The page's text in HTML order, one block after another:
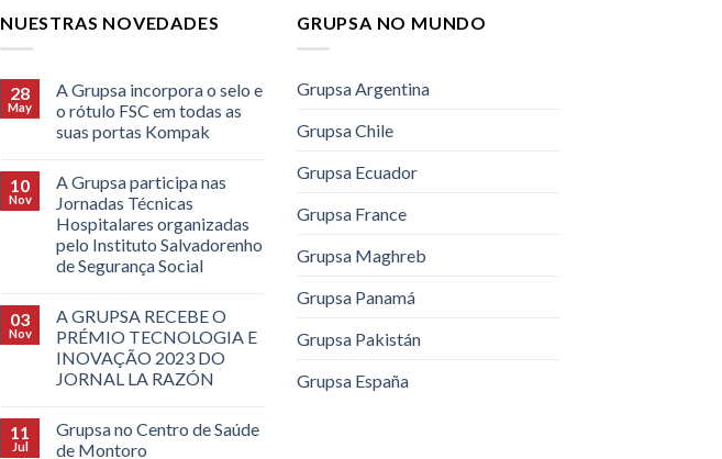
NUESTRAS NOVEDADES
28
May
A Grupsa incorpora o selo e
o rótulo FSC em todas as
suas portas Kompak
10
Nov
A Grupsa participa nas
Jornadas Técnicas
Hospitalares organizadas
pelo Instituto Salvadorenho
de Segurança Social
03
Nov
A GRUPSA RECEBE O
PRÉMIO TECNOLOGIA E
INOVAÇÃO 2023 DO
JORNAL LA RAZÓN
11
Jul
Grupsa no Centro de Saúde
de Montoro
GRUPSA NO MUNDO
Grupsa Argentina
Grupsa Chile
Grupsa Ecuador
Grupsa France
Grupsa Maghreb
Grupsa Panamá
Grupsa Pakistán
Grupsa España